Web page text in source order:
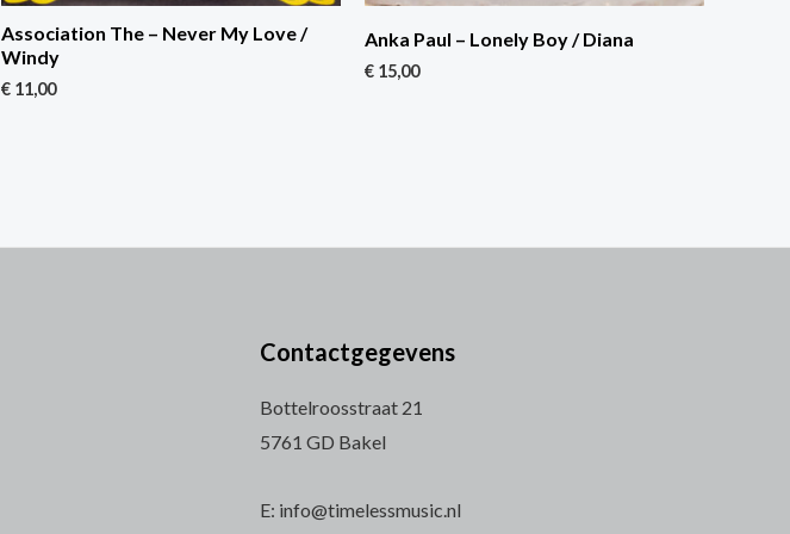
Association The – Never My Love /
Windy
€ 11,00
Anka Paul – Lonely Boy / Diana
€ 15,00
Contactgegevens
Bottelroosstraat 21
5761 GD Bakel
E: info@timelessmusic.nl